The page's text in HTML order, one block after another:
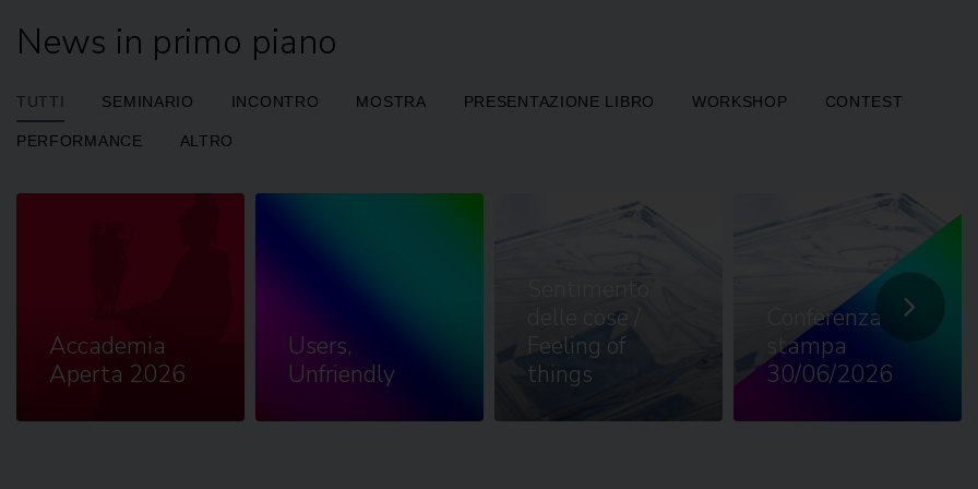
News in primo piano
TUTTI SEMINARIO INCONTRO MOSTRA PRESENTAZIONE LIBRO WORKSHOP CONTEST
PERFORMANCE ALTRO
Accademia
Aperta 2026
Users,
Unfriendly
Sentimento
delle cose /
Feeling of
things
Conferenza
stampa
30/06/2026